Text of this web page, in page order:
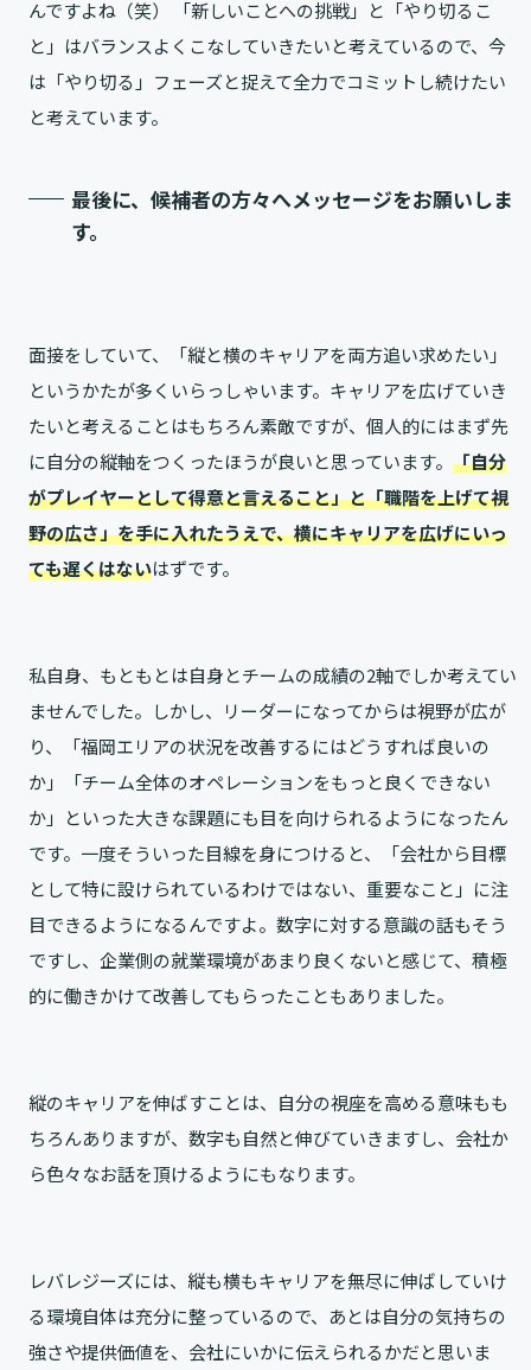
んですよね（笑） 「新しいことへの挑戦」と「やり切るこ
と」はバランスよくこなしていきたいと考えているので、今
は「やり切る」フェーズと捉えて全力でコミットし続けたい
と考えています。
最後に、候補者の方々へメッセージをお願いしま
す。
面接をしていて、「縦と横のキャリアを両方追い求めたい」
というかたが多くいらっしゃいます。キャリアを広げていき
たいと考えることはもちろん素敵ですが、個人的にはまず先
に自分の縦軸をつくったほうが良いと思っています。 「自分
がプレイヤーとして得意と言えること」と「職階を上げて視
野の広さ」を手に入れたうえで、横にキャリアを広げにいっ
ても遅くはないはずです。
私自身、もともとは自身とチームの成績の2軸でしか考えてい
ませんでした。しかし、リーダーになってからは視野が広が
り、「福岡エリアの状況を改善するにはどうすれば良いの
か」「チーム全体のオペレーションをもっと良くできない
か」といった大きな課題にも目を向けられるようになったん
です。一度そういった目線を身につけると、「会社から目標
として特に設けられているわけではない、重要なこと」に注
目できるようになるんですよ。数字に対する意識の話もそう
ですし、企業側の就業環境があまり良くないと感じて、積極
的に働きかけて改善してもらったこともありました。
縦のキャリアを伸ばすことは、自分の視座を高める意味もも
ちろんありますが、数字も自然と伸びていきますし、会社か
ら色々なお話を頂けるようにもなります。
レバレジーズには、縦も横もキャリアを無尽に伸ばしていけ
る環境自体は充分に整っているので、あとは自分の気持ちの
強さや提供価値を、会社にいかに伝えられるかだと思いま